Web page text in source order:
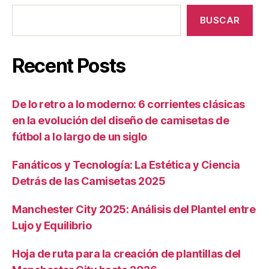
BUSCAR
Recent Posts
De lo retro a lo moderno: 6 corrientes clásicas
en la evolución del diseño de camisetas de
fútbol a lo largo de un siglo
Fanáticos y Tecnología: La Estética y Ciencia
Detrás de las Camisetas 2025
Manchester City 2025: Análisis del Plantel entre
Lujo y Equilibrio
Hoja de ruta para la creación de plantillas del